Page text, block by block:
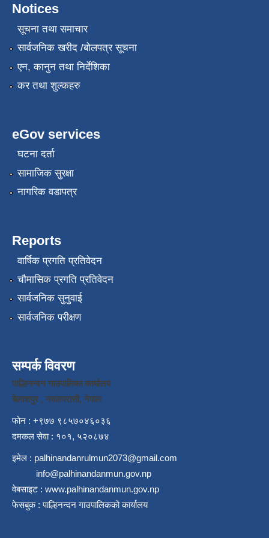
Notices
सूचना तथा समाचार
सार्वजनिक खरीद /बोलपत्र सूचना
एन, कानुन तथा निर्देशिका
कर तथा शुल्कहरु
eGov services
घटना दर्ता
सामाजिक सुरक्षा
नागरिक वडापत्र
Reports
वार्षिक प्रगति प्रतिवेदन
चौमासिक प्रगति प्रतिवेदन
सार्वजनिक सुनुवाई
सार्वजनिक परीक्षण
सम्पर्क विवरण
पाल्हिनन्दन गाउपालिका कार्यालय
बेलाशपुर , नवलपरासी, नेपाल
फोन : +९७७ ९८५७०४६०३६
दमकल सेवा : १०१, ५२०८७४
इमेल : palhinandanrulmun2073@gmail.com
info@palhinandanmun.gov.np
वेबसाइट : www.palhinandanmun.gov.np
फेसबुक :पाल्हिनन्दन गाउपालिकको कार्यालय